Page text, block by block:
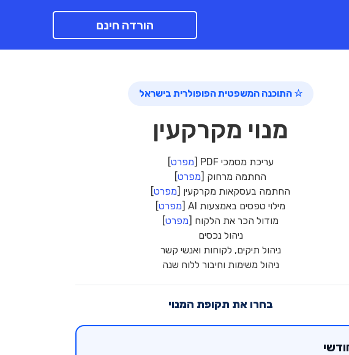
הורדה חינם
☆ התוכנה המשפטית הפופולרית בישראל
מנוי מקרקעין
עריכת מסמכי PDF [ מפרט]
החתמה מרחוק [מפרט]
החתמה בעסקאות מקרקעין [מפרט]
מילוי טפסים באמצעות AI [
מפרט]
מודול הכר את הלקוח [מפרט]
ניהול נכסים
ניהול תיקים, לקוחות ואנשי קשר
ניהול משימות וחיבור ללוח שנה
בחרו את תקופת המנוי